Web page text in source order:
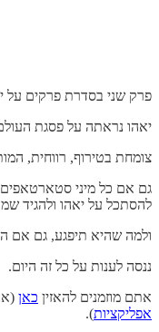
פרק שני בסדרת פרקים על
יאהו נראתה על פסגת
צומחת בטירוף, רווחית,
גם אם כל מיני סטארטאפים
להסתכל על יאהו ולהגיד
ולמה שהיא תיפגע, גם אם
ננסה לענות על כל זה היום.
אתם מוזמנים להאזין כאן
אפליקציות).